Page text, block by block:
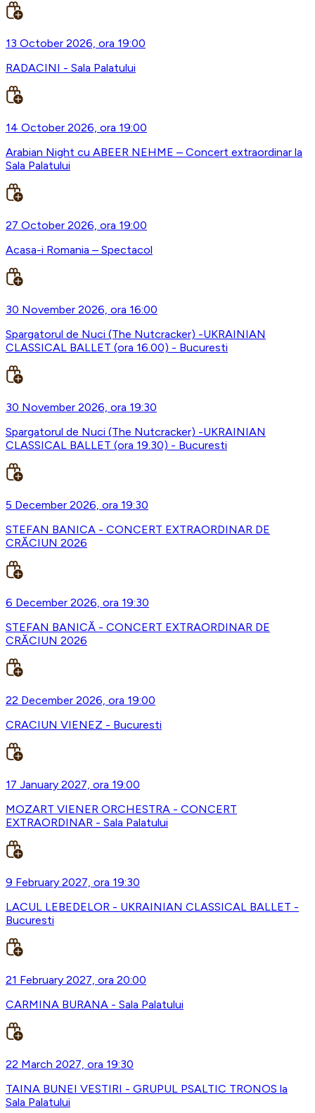
13 October 2026, ora 19:00
RADACINI - Sala Palatului
14 October 2026, ora 19:00
Arabian Night cu ABEER NEHME – Concert extraordinar la
Sala Palatului
27 October 2026, ora 19:00
Acasa-i Romania – Spectacol
30 November 2026, ora 16:00
Spargatorul de Nuci (The Nutcracker) -UKRAINIAN
CLASSICAL BALLET (ora 16.00) - Bucuresti
30 November 2026, ora 19:30
Spargatorul de Nuci (The Nutcracker) -UKRAINIAN
CLASSICAL BALLET (ora 19.30) - Bucuresti
5 December 2026, ora 19:30
STEFAN BANICA - CONCERT EXTRAORDINAR DE
CRĂCIUN 2026
6 December 2026, ora 19:30
STEFAN BANICĂ - CONCERT EXTRAORDINAR DE
CRĂCIUN 2026
22 December 2026, ora 19:00
CRACIUN VIENEZ - Bucuresti
17 January 2027, ora 19:00
MOZART VIENER ORCHESTRA - CONCERT
EXTRAORDINAR - Sala Palatului
9 February 2027, ora 19:30
LACUL LEBEDELOR - UKRAINIAN CLASSICAL BALLET -
Bucuresti
21 February 2027, ora 20:00
CARMINA BURANA - Sala Palatului
22 March 2027, ora 19:30
TAINA BUNEI VESTIRI - GRUPUL PSALTIC TRONOS la
Sala Palatului